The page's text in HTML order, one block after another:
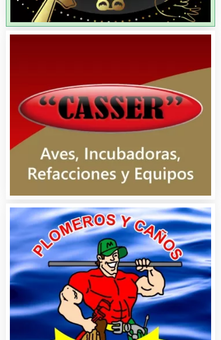
Aparatos y Equipos Eléctricos
Artes Gráficas
Artesanías
Artículos de Oficina
Artículos Deportivos
Artículos Importados
Artículos para el Hogar